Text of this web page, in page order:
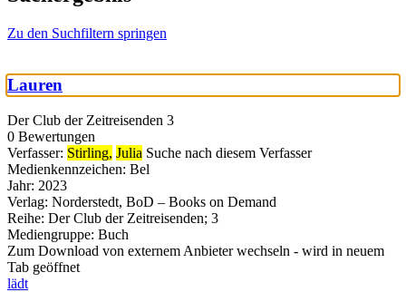
Zu den Suchfiltern springen
Lauren
Der Club der Zeitreisenden 3
0 Bewertungen
Verfasser: Stirling, Julia Suche nach diesem Verfasser
Medienkennzeichen: Bel
Jahr: 2023
Verlag: Norderstedt, BoD – Books on Demand
Reihe: Der Club der Zeitreisenden; 3
Mediengruppe: Buch
Zum Download von externem Anbieter wechseln - wird in neuem
Tab geöffnet
lädt